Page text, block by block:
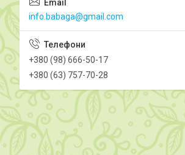
info.babaga@gmail.com
+380 (98) 666-50-17
+380 (63) 757-70-28